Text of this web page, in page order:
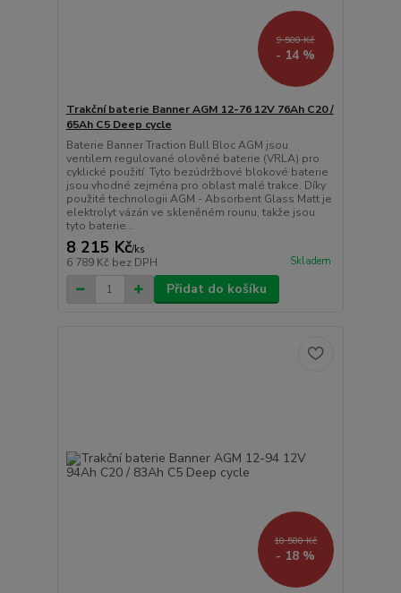
9 500 Kč
- 14 %
Trakční baterie Banner AGM 12-76 12V 76Ah C20 /
65Ah C5 Deep cycle
Baterie Banner Traction Bull Bloc AGM jsou
ventilem regulované olověné baterie (VRLA) pro
cyklické použití. Tyto bezúdržbové blokové baterie
jsou vhodné zejména pro oblast malé trakce. Díky
použité technologii AGM - Absorbent Glass Matt je
elektrolyt vázán ve skleněném rounu, takže jsou
tyto baterie...
8 215 Kč/ks
6 789 Kč bez DPH Skladem
Přidat do košíku
10 500 Kč
- 18 %